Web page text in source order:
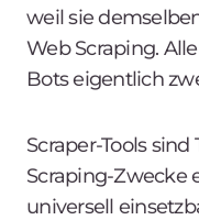
weil sie
Web Scraping.
Bots eigentlich
Scraper-Tools
Scraping-Zwecke
universell